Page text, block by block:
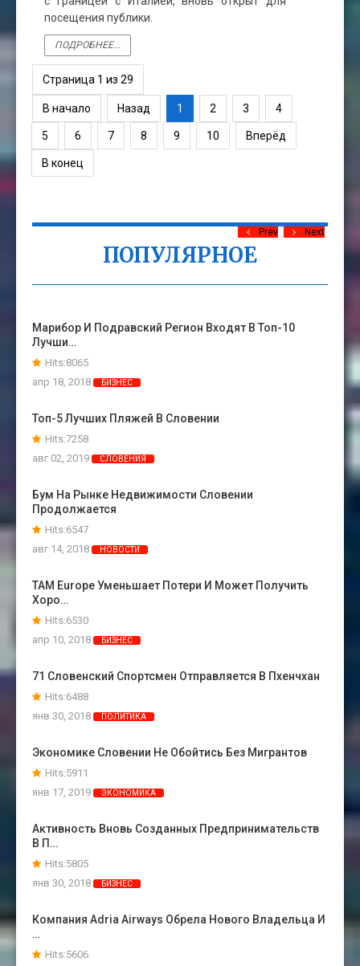
посещения публики.
ПОДРОБНЕЕ...
Страница 1 из 29
В начало Назад 1 2 3 4
5 6 7 8 9 10 Вперёд
В конец
ПОПУЛЯРНОЕ
Prev Next
Марибор И Подравский Регион Входят В Топ-10
Лучши…
Hits:8065
апр 18, 2018
БИЗНЕС
Топ-5 Лучших Пляжей В Словении
Hits:7258
авг 02, 2019
СЛОВЕНИЯ
Бум На Рынке Недвижимости Словении
Продолжается
Hits:6547
авг 14, 2018
НОВОСТИ
TAM Europe Уменьшает Потери И Может Получить
Хоро…
Hits:6530
апр 10, 2018
БИЗНЕС
71 Словенский Спортсмен Отправляется В Пхенчхан
Hits:6488
янв 30, 2018
ПОЛИТИКА
Экономике Словении Не Обойтись Без Мигрантов
Hits:5911
янв 17, 2019
ЭКОНОМИКА
Активность Вновь Созданных Предпринимательств
В П…
Hits:5805
янв 30, 2018
БИЗНЕС
Компания Adria Airways Обрела Нового Владельца И
…
Hits:5606